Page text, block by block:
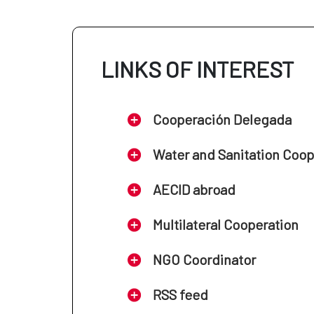
Orden AEC/163/2007, de 25 de
Resolución de 13 de julio de
LINKS OF INTEREST
Cooperación Delegada
Water and Sanitation
AECID abroad
Multilateral Cooperation
NGO Coordinator
RSS feed